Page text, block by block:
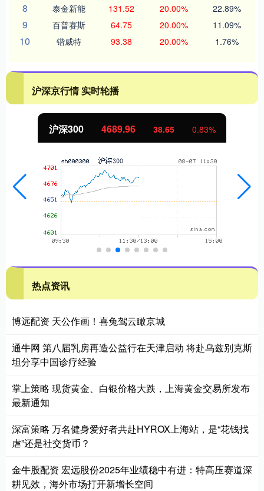
8 泰金新能 131.52 20.00% 22.89%
9 百普赛斯 64.75 20.00% 11.09%
10 锴威特 93.38 20.00% 1.76%
沪深京行情 实时轮播
沪深300 4689.96 38.65 0.83%
热点资讯
博远配资 天公作画！喜兔驾云瞰京城
通牛网 第八届乳房再造公益行在天津启动 将赴乌兹别克斯
坦分享中国诊疗经验
掌上策略 现货黄金、白银价格大跌，上海黄金交易所发布
最新通知
深富策略 万名健身爱好者共赴HYROX上海站，是“花钱找
虐”还是社交货币？
金牛股配资 宏远股份2025年业绩稳中有进：特高压赛道深
耕见效，海外市场打开新增长空间